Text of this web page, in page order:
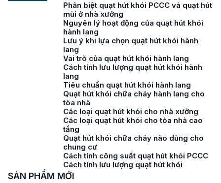
Phân biệt quạt hút khói PCCC và quạt hút
mùi ở nhà xưởng
Nguyên lý hoạt động của quạt hút khói
hành lang
Lưu ý khi lựa chọn quạt hút khói hành
lang
Vai trò của quạt hút khói hành lang
Cách tính lưu lượng quạt hút khói hành
lang
Tiêu chuẩn quạt hút khói hành lang
Quạt hút khói chữa cháy hành lang cho
tòa nhà
Các loại quạt hút khói cho nhà xưởng
Các loại quạt hút khói cho tòa nhà cao
tầng
Quạt hút khói chữa cháy nào dùng cho
chung cư
Cách tính công suất quạt hút khói PCCC
Cách tính lưu lượng quạt hút khói
SẢN PHẨM MỚI